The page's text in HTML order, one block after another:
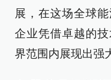
展，在这场全球
企业凭借卓越的
界范围内展现出强